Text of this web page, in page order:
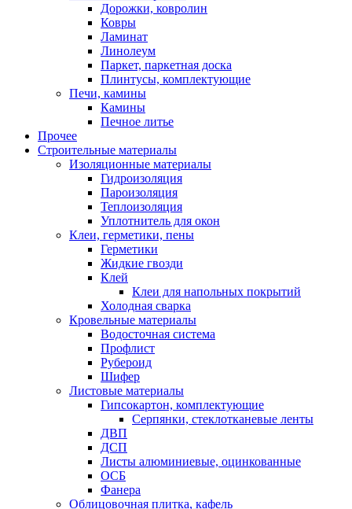
Дорожки, ковролин
Ковры
Ламинат
Линолеум
Паркет, паркетная доска
Плинтусы, комплектующие
Печи, камины
Камины
Печное литье
Прочее
Строительные материалы
Изоляционные материалы
Гидроизоляция
Пароизоляция
Теплоизоляция
Уплотнитель для окон
Клеи, герметики, пены
Герметики
Жидкие гвозди
Клей
Клеи для напольных покрытий
Холодная сварка
Кровельные материалы
Водосточная система
Профлист
Рубероид
Шифер
Листовые материалы
Гипсокартон, комплектующие
Серпянки, стеклотканевые ленты
ДВП
ДСП
Листы алюминиевые, оцинкованные
ОСБ
Фанера
Облицовочная плитка, кафель